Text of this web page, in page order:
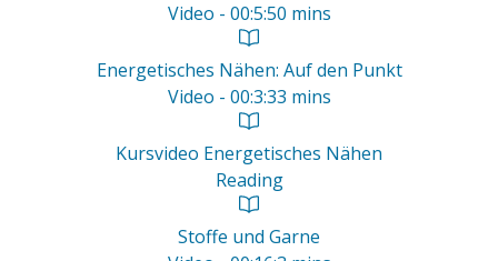
Video - 00:5:50 mins
Energetisches Nähen: Auf den Punkt
Video - 00:3:33 mins
Kursvideo Energetisches Nähen
Reading
Stoffe und Garne